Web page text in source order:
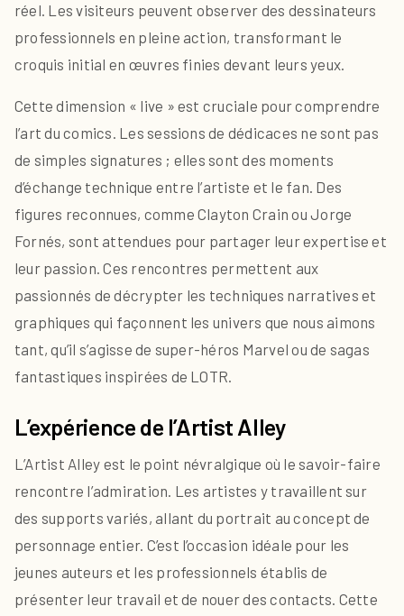
réel. Les visiteurs peuvent observer des dessinateurs
professionnels en pleine action, transformant le
croquis initial en œuvres finies devant leurs yeux.
Cette dimension « live » est cruciale pour comprendre
l’art du comics. Les sessions de dédicaces ne sont pas
de simples signatures ; elles sont des moments
d’échange technique entre l’artiste et le fan. Des
figures reconnues, comme Clayton Crain ou Jorge
Fornés, sont attendues pour partager leur expertise et
leur passion. Ces rencontres permettent aux
passionnés de décrypter les techniques narratives et
graphiques qui façonnent les univers que nous aimons
tant, qu’il s’agisse de super-héros Marvel ou de sagas
fantastiques inspirées de LOTR.
L’expérience de l’Artist Alley
L’Artist Alley est le point névralgique où le savoir-faire
rencontre l’admiration. Les artistes y travaillent sur
des supports variés, allant du portrait au concept de
personnage entier. C’est l’occasion idéale pour les
jeunes auteurs et les professionnels établis de
présenter leur travail et de nouer des contacts. Cette